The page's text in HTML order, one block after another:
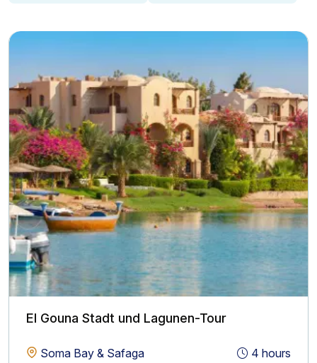
El Gouna Stadt und Lagunen-Tour
Soma Bay & Safaga 4 hours